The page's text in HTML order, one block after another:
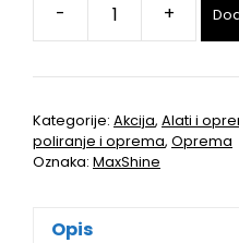
- +
Kategorije: Akcija, Alati i
poliranje i oprema, Oprema
Oznaka: MaxShine
Opis